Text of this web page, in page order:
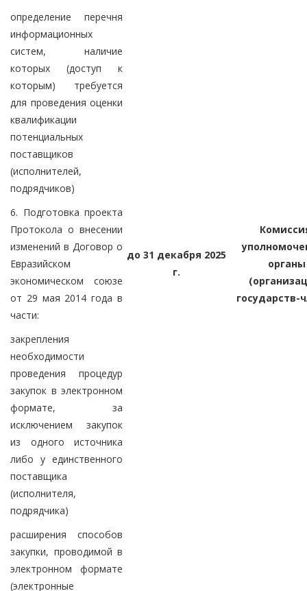
определение перечня
информационных
систем, наличие
которых (доступ к
которым) требуется
для проведения оценки
квалификации
потенциальных
поставщиков
(исполнителей,
подрядчиков)
6. Подготовка проекта
Протокола о внесении
изменений в Договор о
Евразийском
экономическом союзе
от 29 мая 2014 года в
части:
до 31 декабря 2025
г.
органы
государств-
закрепления
необходимости
проведения процедур
закупок в электронном
формате, за
исключением закупок
из одного источника
либо у единственного
поставщика
(исполнителя,
подрядчика)
расширения способов
закупки, проводимой в
электронном формате
(электронные